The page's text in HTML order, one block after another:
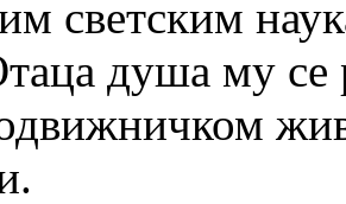
светским
душа му